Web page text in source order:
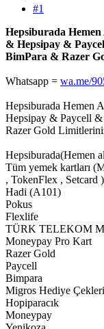
#1
Hepsiburada
& Hepsipay &
BimPara & Razer
Whatsapp = wa.me/
Hepsiburada Hemen
Hepsipay & Paycell
Razer Gold
Hepsiburada(Hemen
Tüm yemek kartları
, TokenFlex , Setcard )
Hadi (A101)
Pokus
Flexlife
TÜRK TELEKOM
Moneypay Pro Kart
Razer Gold
Paycell
Bimpara
Migros Hediye Çekleri
Hopiparacık
Moneypay